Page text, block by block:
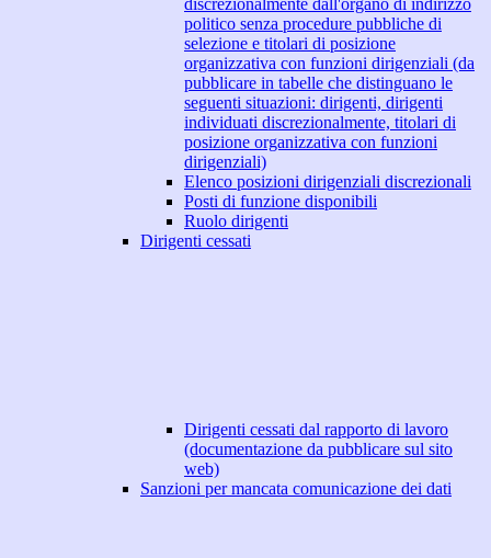
discrezionalmente dall'organo di indirizzo
politico senza procedure pubbliche di
selezione e titolari di posizione
organizzativa con funzioni dirigenziali (da
pubblicare in tabelle che distinguano le
seguenti situazioni: dirigenti, dirigenti
individuati discrezionalmente, titolari di
posizione organizzativa con funzioni
dirigenziali)
Elenco posizioni dirigenziali discrezionali
Posti di funzione disponibili
Ruolo dirigenti
Dirigenti cessati
Dirigenti cessati dal rapporto di lavoro
(documentazione da pubblicare sul sito
web)
Sanzioni per mancata comunicazione dei dati